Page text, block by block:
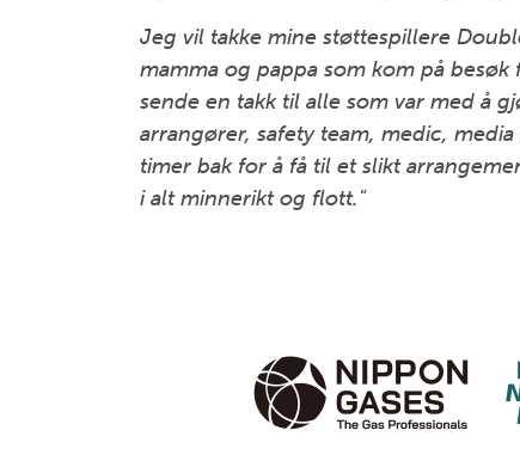
Jeg vil takke mine støttespillere
mamma og pappa som kom på
sende en takk til alle som var med å
arrangører, safety team, medic,
timer bak for å få til et slikt
i alt minnerikt og flott."